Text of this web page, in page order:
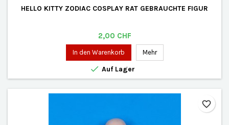
HELLO KITTY ZODIAC COSPLAY RAT GEBRAUCHTE FIGUR
Preis
2,00 CHF
In den Warenkorb Mehr
 Auf Lager
favorite_border